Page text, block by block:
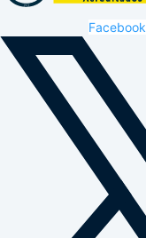
Facebook